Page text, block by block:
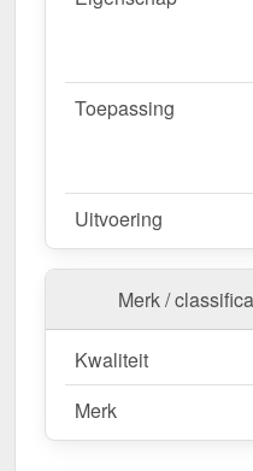
Toepassing
Uitvoering
Merk /
Kwaliteit
Merk